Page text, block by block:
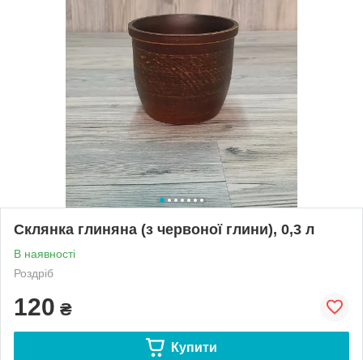
Склянка глиняна (з червоної глини), 0,3 л
В наявності
Роздріб
120 ₴
Купити